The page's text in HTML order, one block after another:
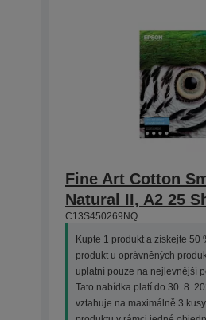
Fine Art Cotton
Natural II, A2 25
C13S450269NQ
Kupte 1 produkt a získejte 50
produkt u oprávněných
uplatní pouze na nejlevnější
Tato nabídka platí do 30. 8.
vztahuje na maximálně 3